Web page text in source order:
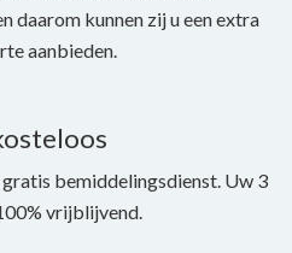
daarom kunnen zij u een extra
aanbieden.
gratis bemiddelingsdienst. Uw 3
vrijblijvend.